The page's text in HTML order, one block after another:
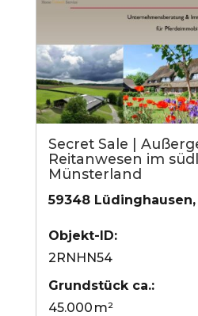
Secret Sale |
Reitanwesen im
Münsterland
59348
Objekt-ID:
2RNHN54
Grund­stück ca.:
45.000 m²